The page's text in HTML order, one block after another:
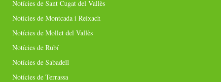
Notícies de Sant Cugat del Vallès
Notícies de Montcada i Reixach
Notícies de Mollet del Vallès
Notícies de Rubí
Notícies de Sabadell
Notícies de Terrassa